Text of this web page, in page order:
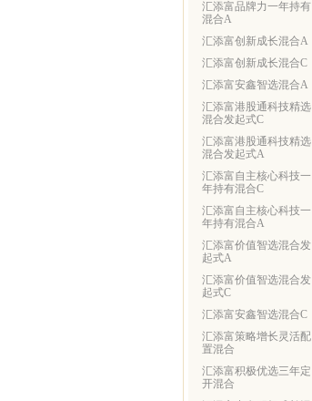
汇添富品牌力一年持有
混合A
汇添富创新成长混合A
汇添富创新成长混合C
汇添富安鑫智选混合A
汇添富港股通科技精选
混合发起式C
汇添富港股通科技精选
混合发起式A
汇添富自主核心科技一
年持有混合C
汇添富自主核心科技一
年持有混合A
汇添富价值智选混合发
起式A
汇添富价值智选混合发
起式C
汇添富安鑫智选混合C
汇添富策略增长灵活配
置混合
汇添富积极优选三年定
开混合